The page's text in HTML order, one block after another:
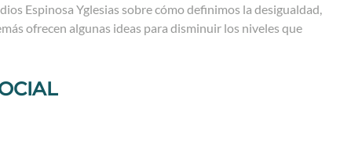
Espinosa Yglesias sobre cómo definimos la desigualdad,
ofrecen algunas ideas para disminuir los niveles que